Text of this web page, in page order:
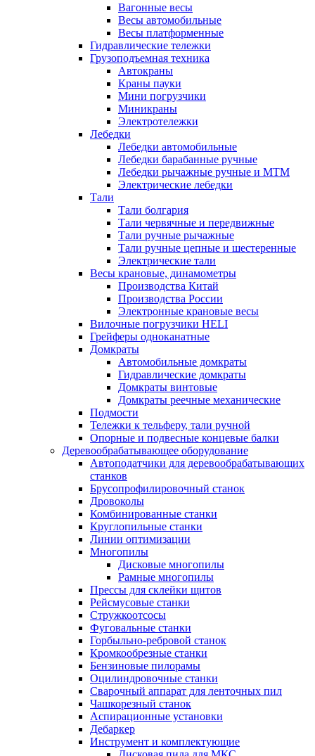
Вагонные весы
Весы автомобильные
Весы платформенные
Гидравлические тележки
Грузоподъемная техника
Автокраны
Краны пауки
Мини погрузчики
Миникраны
Электротележки
Лебедки
Лебедки автомобильные
Лебедки барабанные ручные
Лебедки рычажные ручные и МТМ
Электрические лебедки
Тали
Тали болгария
Тали червячные и передвижные
Тали ручные рычажные
Тали ручные цепные и шестеренные
Электрические тали
Весы крановые, динамометры
Производства Китай
Производства России
Электронные крановые весы
Вилочные погрузчики HELI
Грейферы одноканатные
Домкраты
Автомобильные домкраты
Гидравлические домкраты
Домкраты винтовые
Домкраты реечные механические
Подмости
Тележки к тельферу, тали ручной
Опорные и подвесные концевые балки
Деревообрабатывающее оборудование
Автоподатчики для деревообрабатывающих
станков
Брусопрофилировочный станок
Дровоколы
Комбинированные станки
Круглопильные станки
Линии оптимизации
Многопилы
Дисковые многопилы
Рамные многопилы
Прессы для склейки щитов
Рейсмусовые станки
Стружкоотсосы
Фуговальные станки
Горбыльно-ребровой станок
Кромкообрезные станки
Бензиновые пилорамы
Оцилиндровочные станки
Сварочный аппарат для ленточных пил
Чашкорезный станок
Аспирационные установки
Дебаркер
Инструмент и комплектующие